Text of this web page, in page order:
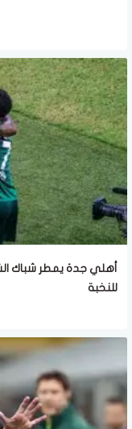
أهلي جدة يمطر شباك
للنخبة